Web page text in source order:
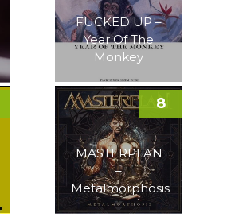
FUCKED UP –
Year Of The
Monkey
MASTERPLAN
–
Metalmorphosis
8